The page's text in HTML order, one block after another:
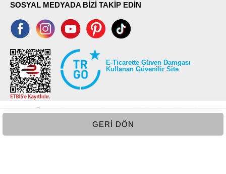
GERI DÖN
SOSYAL MEDYADA BİZİ TAKİP EDİN
E-Ticarette Güven Damgası
Kullanan Güvenilir Site